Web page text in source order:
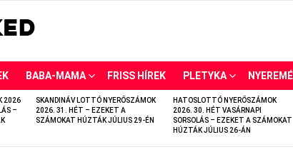
BABA-MAMA FRISS HÍREK PLETYKA
2026
–
SKANDINÁV LOTTÓ NYERŐSZÁMOK
2026. 31. HÉT – EZEKET A
SZÁMOKAT HÚZTÁK JÚLIUS 29-ÉN
HATOSLOTTÓ NYERŐSZÁMOK
2026. 30. HÉT VASÁRNAPI
SORSOLÁS – EZEKET A SZÁMOKAT
HÚZTÁK JÚLIUS 26-ÁN